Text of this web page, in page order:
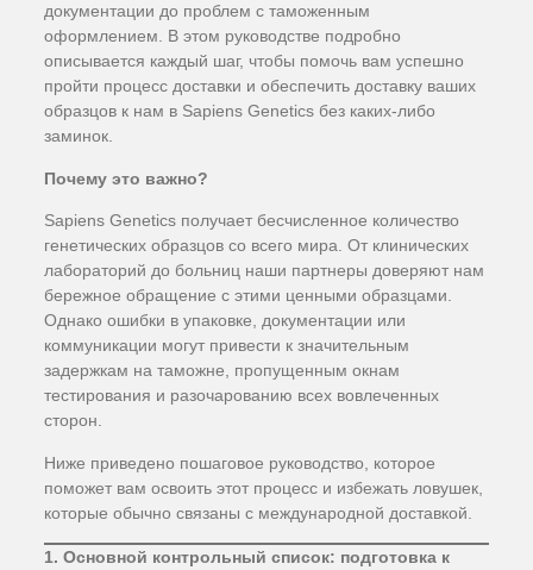
документации до проблем с таможенным
оформлением. В этом руководстве подробно
описывается каждый шаг, чтобы помочь вам успешно
пройти процесс доставки и обеспечить доставку ваших
образцов к нам в Sapiens Genetics без каких-либо
заминок.
Почему это важно?
Sapiens Genetics получает бесчисленное количество
генетических образцов со всего мира. От клинических
лабораторий до больниц наши партнеры доверяют нам
бережное обращение с этими ценными образцами.
Однако ошибки в упаковке, документации или
коммуникации могут привести к значительным
задержкам на таможне, пропущенным окнам
тестирования и разочарованию всех вовлеченных
сторон.
Ниже приведено пошаговое руководство, которое
поможет вам освоить этот процесс и избежать ловушек,
которые обычно связаны с международной доставкой.
1. Основной контрольный список: подготовка к